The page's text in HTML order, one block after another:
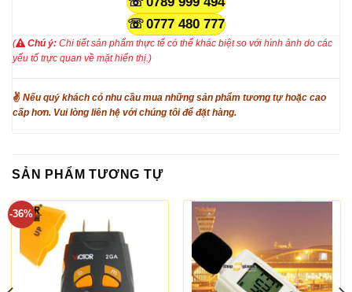
0777 480 777
( Chú ý: Chi tiết sản phẩm thực tế có thể khác biệt so với hình ảnh do các
yếu tố trực quan về mặt hiển thị.)
✌ Nếu quý khách có nhu cầu mua những sản phẩm tương tự hoặc cao
cấp hơn. Vui lòng liên hệ với chúng tôi để đặt hàng.
SẢN PHẨM TƯƠNG TỰ
-36%